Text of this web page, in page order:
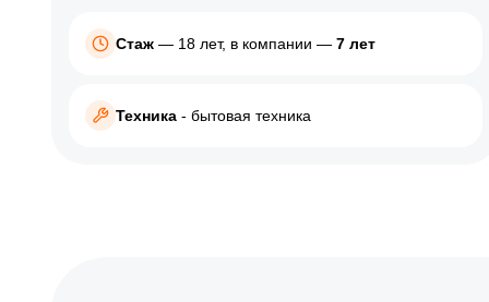
MSI
Zotac
Стаж — 18 лет, в компании — 7 лет
Техника - бытовая техника